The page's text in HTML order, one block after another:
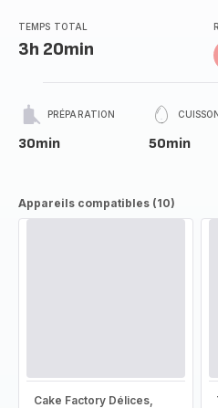
TEMPS TOTAL
3h 20min
PRÉPARATION
30min 50min
Appareils compatibles (10)
Cake Factory Délices,